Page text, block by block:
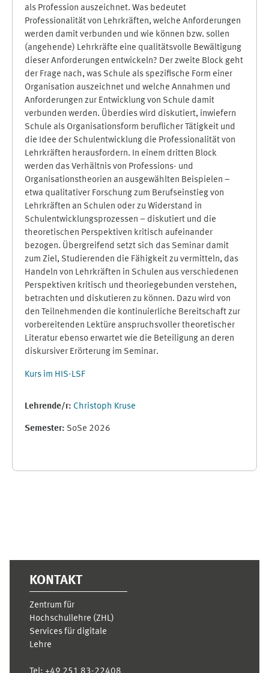
als Profession auszeichnet. Was bedeutet
Professionalität von Lehrkräften, welche Anforderungen
werden damit verbunden und wie können bzw. sollen
(angehende) Lehrkräfte eine qualitätsvolle Bewältigung
dieser Anforderungen entwickeln? Der zweite Block geht
der Frage nach, was Schule als spezifische Form einer
Organisation auszeichnet und welche Annahmen und
Anforderungen zur Entwicklung von Schule damit
verbunden werden. Überdies wird diskutiert, inwiefern
Schule als Organisationsform beruflicher Tätigkeit und
die Idee der Schulentwicklung die Professionalität von
Lehrkräften herausfordern. In einem dritten Block
werden das Verhältnis von Professions- und
Organisationstheorien an ausgewählten Beispielen –
etwa qualitativer Forschung zum Berufseinstieg von
Lehrkräften an Schulen oder zu Widerstand in
Schulentwicklungsprozessen – diskutiert und die
theoretischen Perspektiven kritisch aufeinander
bezogen. Übergreifend setzt sich das Seminar damit
zum Ziel, Studierenden die Fähigkeit zu vermitteln, das
Handeln von Lehrkräften in Schulen aus verschiedenen
Perspektiven kritisch und theoriegebunden verstehen,
betrachten und diskutieren zu können. Dazu wird von
den Teilnehmenden die kontinuierliche Bereitschaft zur
vorbereitenden Lektüre anspruchsvoller theoretischer
Literatur ebenso erwartet wie die Beteiligung an deren
diskursiver Erörterung im Seminar.
Kurs im HIS-LSF
Lehrende/r: Christoph Kruse
Semester: SoSe 2026
KONTAKT
Zentrum für
Hochschullehre (ZHL)
Services für digitale
Lehre